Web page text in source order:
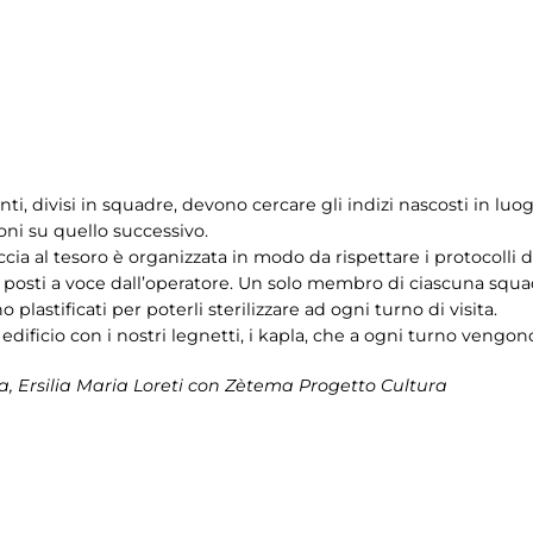
divisi in squadre, devono cercare gli indizi nascosti in
su quello successivo.
al tesoro è organizzata in modo da rispettare i protocolli
a voce dall’operatore. Un solo membro di ciascuna
plastificati per poterli sterilizzare ad ogni turno di visita.
con i nostri legnetti, i kapla, che a ogni turno
Ersilia Maria Loreti con Zètema Progetto Cultura